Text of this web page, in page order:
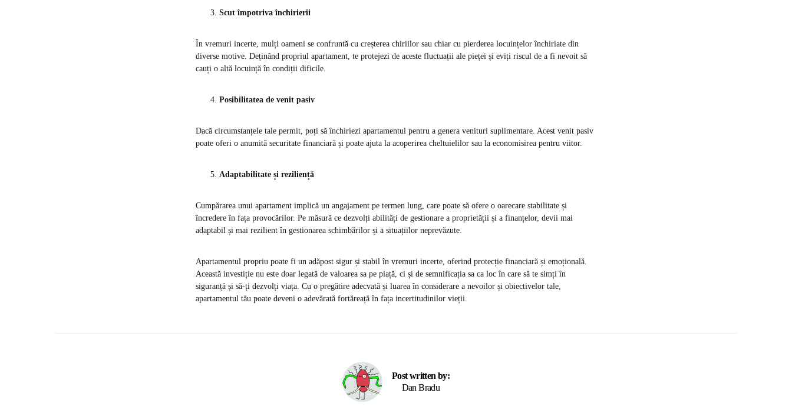
Scut împotriva închirierii
În vremuri incerte, mulți oameni se confruntă cu creșterea chiriilor sau chiar cu pierderea locuințelor închiriate din
diverse motive. Deținând propriul apartament, te protejezi de aceste fluctuații ale pieței și eviți riscul de a fi nevoit să
cauți o altă locuință în condiții dificile.
Posibilitatea de venit pasiv
Dacă circumstanțele tale permit, poți să închiriezi apartamentul pentru a genera venituri suplimentare. Acest venit pasiv
poate oferi o anumită securitate financiară și poate ajuta la acoperirea cheltuielilor sau la economisirea pentru viitor.
Adaptabilitate și reziliență
Cumpărarea unui apartament implică un angajament pe termen lung, care poate să ofere o oarecare stabilitate și
încredere în fața provocărilor. Pe măsură ce dezvolți abilități de gestionare a proprietății și a finanțelor, devii mai
adaptabil și mai rezilient în gestionarea schimbărilor și a situațiilor neprevăzute.
Apartamentul propriu poate fi un adăpost sigur și stabil în vremuri incerte, oferind protecție financiară și emoțională.
Această investiție nu este doar legată de valoarea sa pe piață, ci și de semnificația sa ca loc în care să te simți în
siguranță și să-ți dezvolți viața. Cu o pregătire adecvată și luarea în considerare a nevoilor și obiectivelor tale,
apartamentul tău poate deveni o adevărată fortăreață în fața incertitudinilor vieții.
Post written by:
Dan Bradu